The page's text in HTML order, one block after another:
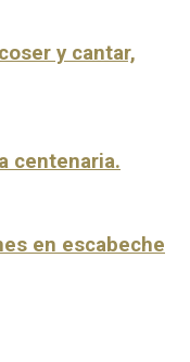
y cantar,
centenaria.
en escabeche